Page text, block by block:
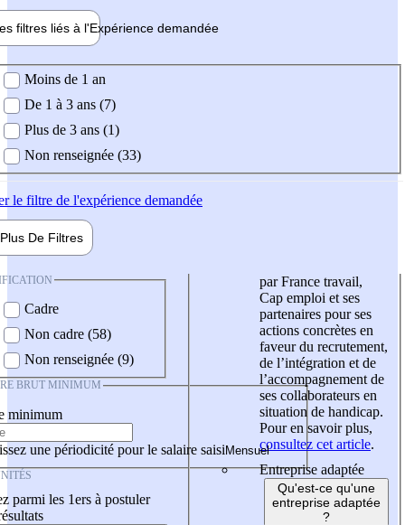
filtres liés à l'Expérience demandée
demandée
Moins de 1 an
De 1 à 3 ans (7)
Plus de 3 ans (1)
Non renseignée (33)
le filtre de l'expérience demandée
Plus De Filtres
Cadre
Non cadre (58)
Non renseignée (9)
BRUT MINIMUM
minimum
une périodicité pour le salaire saisi
parmi les 1ers à postuler
par France travail,
Cap emploi et ses
partenaires pour ses
actions concrètes en
faveur du recrutement,
de l’intégration et de
l’accompagnement de
ses collaborateurs en
situation de handicap.
Pour en savoir plus,
consultez cet article.
Entreprise adaptée
Qu'est-ce qu'une
entreprise adaptée
?